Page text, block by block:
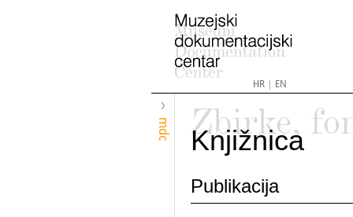
HR| EN
mdc
Zbirke,
Knjižnica
Publikacija